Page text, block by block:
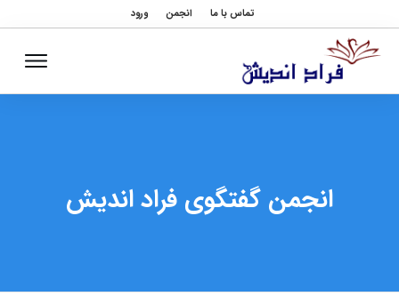
تماس با ما انجمن ورود
انجمن گفتگوی فراد اندیش